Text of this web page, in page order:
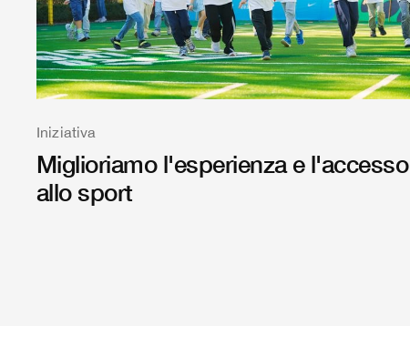
Iniziativa
Miglioriamo l'esperienza e l'accesso
allo sport